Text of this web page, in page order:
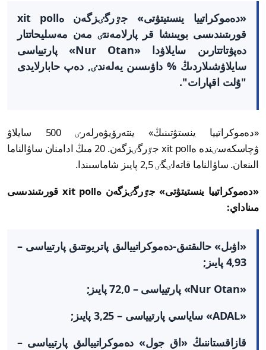
«دەموكراتييا ينستيتۋتى» جٷرگٸزگەن ەxit poll
قورىتىندىسى بويىنشا قر پارلامەنتٸ مەن مەسليحاتتار
دەپۋتاتتارىن سايلاۋدا «Nur Otan» پارتيياسى
سايلاۋشىلاردىڭ % داۋىسىن يەلەندٸ, دەپ حابارلايدى
"ۇلت اقپارات".
«دەموكراتييا ينستۋتىنىڭ» ينتەرۆيۋەرلەرٸ 500 سايلاۋ
ۋچاسكەسٸندە ەxit poll جٷرگٸزگەن. 20 مىڭ ادامنان ساۋالناما
الىنعان. ساۋالناما قاتەلٸگٸ 2,5 پايىز شاماسىندا.
«دەموكراتييا ينستيتۋتى» جٷرگٸزگەن ەxit poll قورىتىندىسى
مىناداي:
«اۋىل» حالىقتىق-دەموكراتييالىق پاتريوتتىق پارتيياسى –
4,93 پايىز;
«Nur Otan» پارتيياسى – 72,0 پايىز;
«ADAL» ساياسي پارتيياسى – 3,25 پايىز;
قازاقستاننىڭ «اق جول» دەموكراتييالىق پارتيياسى –